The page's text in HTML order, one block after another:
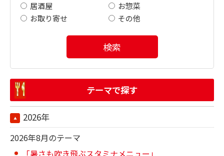
居酒屋
お惣菜
お取り寄せ
その他
検索
テーマで探す
2026年
2026年8月のテーマ
「暑さも吹き飛ぶスタミナメニュー」